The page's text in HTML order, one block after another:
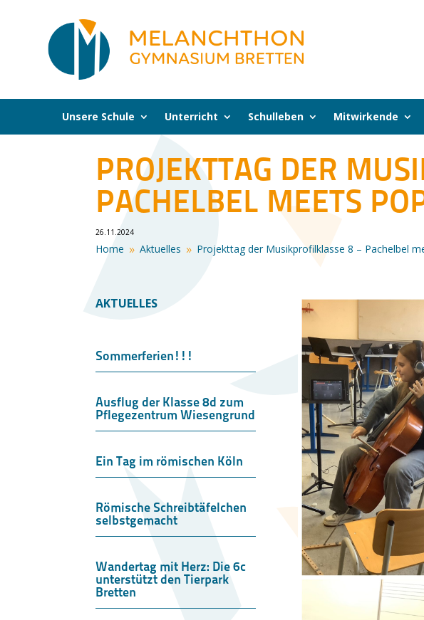
Unsere Schule Unterricht Schulleben Mitwirkende
PROJEKTTAG DER
PACHELBEL MEETS
26.11.2024
Home 9 Aktuelles 9 Projekttag der Musikprofilklasse 8 – Pachelbel
AKTUELLES
Sommerferien!!!
Ausflug der Klasse 8d zum
Pflegezentrum Wiesengrund
Ein Tag im römischen Köln
Römische Schreibtäfelchen
selbstgemacht
Wandertag mit Herz: Die 6c
unterstützt den Tierpark
Bretten